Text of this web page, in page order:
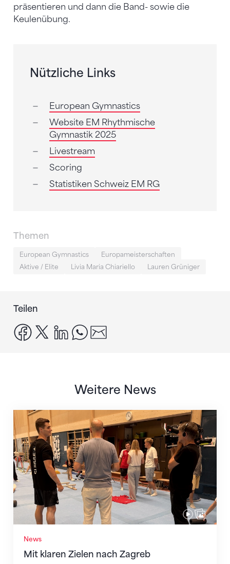
präsentieren und dann die Band- sowie die
Keulenübung.
Nützliche Links
European Gymnastics
Website EM Rhythmische
Gymnastik 2025
Livestream
Scoring
Statistiken Schweiz EM RG
Themen
European Gymnastics
Europameisterschaften
Aktive / Elite
Livia Maria Chiariello Lauren Grüniger
Teilen
facebook
x linkedinwhatsapp
Weitere News
News
Mit klaren Zielen nach Zagreb
Mit klaren Zielen nach Zagreb